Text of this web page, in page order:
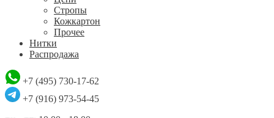
Стропы
Кожкартон
Прочее
Нитки
Распродажа
+7 (495) 730-17-62
+7 (916) 973-54-45